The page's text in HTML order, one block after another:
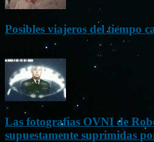
Posibles viajeros del tiempo
Abr 13, 2013
Las fotografías OVNI de
supuestamente suprimidas